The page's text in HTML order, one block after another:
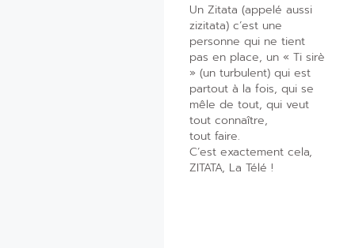
Un Zitata (appelé aussi
zizitata) c’est une
personne qui ne tient
pas en place, un « Ti sirè
» (un turbulent) qui est
partout à la fois, qui se
mêle de tout, qui veut
tout connaître,
tout faire.
C’est exactement cela,
ZITATA, La Télé !